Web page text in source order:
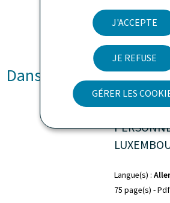
J'ACCEPTE
JE REFUSE
GÉRER LES
Dans d'autres langues
RELEVÉ
Langue(s)
75 page(s) Pdf